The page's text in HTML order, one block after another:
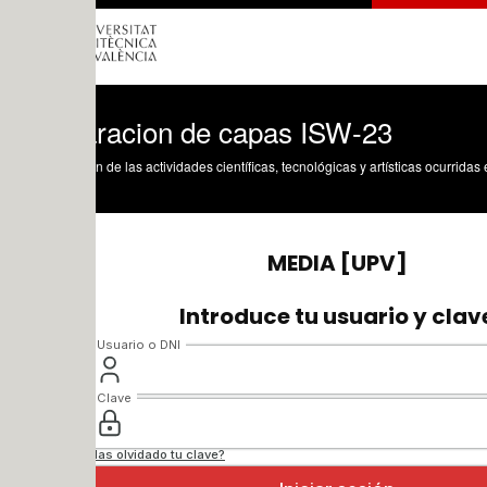
de capas ISW-23
de las actividades científicas, tecnológicas y artísticas ocurridas en los tres